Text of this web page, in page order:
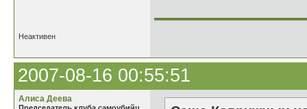
Неактивен
2007-08-16 00:55:51
Алиса Деева